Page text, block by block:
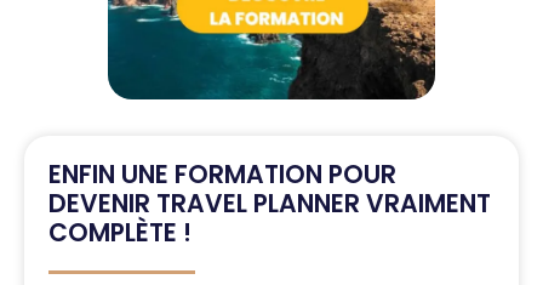
ENFIN UNE FORMATION POUR
DEVENIR TRAVEL PLANNER VRAIMENT
COMPLÈTE !